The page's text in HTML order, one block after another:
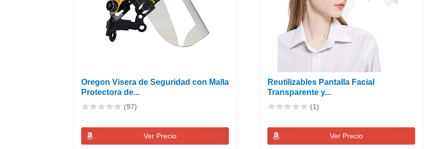
Oregon Visera de Seguridad con Malla
Protectora de...
(97)
Ver Precio
Reutilizables Pantalla Facial
Transparente y...
(1)
Ver Precio